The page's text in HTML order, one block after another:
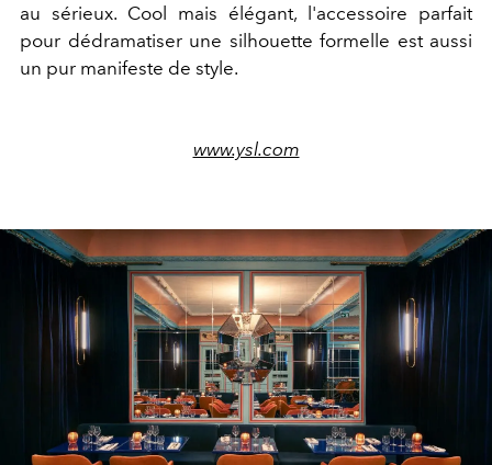
au sérieux. Cool mais élégant, l'accessoire parfait
pour dédramatiser une silhouette formelle est aussi
un pur manifeste de style.
www.ysl.com